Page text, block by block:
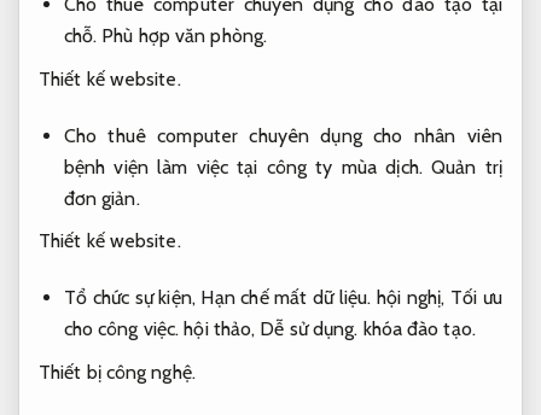
Cho thuê computer chuyên dụng cho đào tạo tại
chỗ. Phù hợp văn phòng.
Thiết kế website.
Cho thuê computer chuyên dụng cho nhân viên
bệnh viện làm việc tại công ty mùa dịch.Quản trị
đơn giản.
Thiết kế website.
Tổ chức sự kiện, Hạn chế mất dữ liệu. hội nghị, Tối ưu
cho công việc. hội thảo, Dễ sử dụng. khóa đào tạo.
Thiết bị công nghệ.